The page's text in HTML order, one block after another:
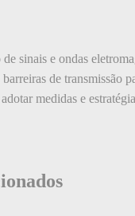
sinais e ondas
de transmissão
medidas e